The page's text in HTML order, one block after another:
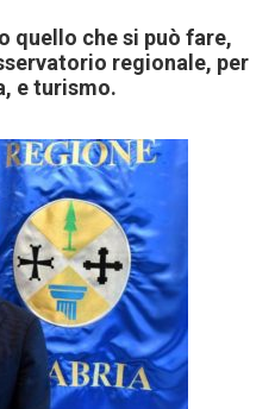
quello che si può fare,
regionale, per
e turismo.